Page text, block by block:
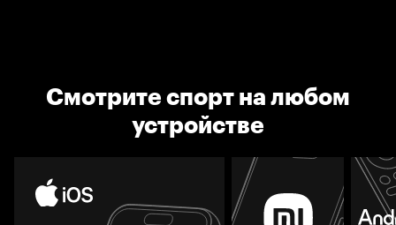
Смотрите спорт на любом
устройстве